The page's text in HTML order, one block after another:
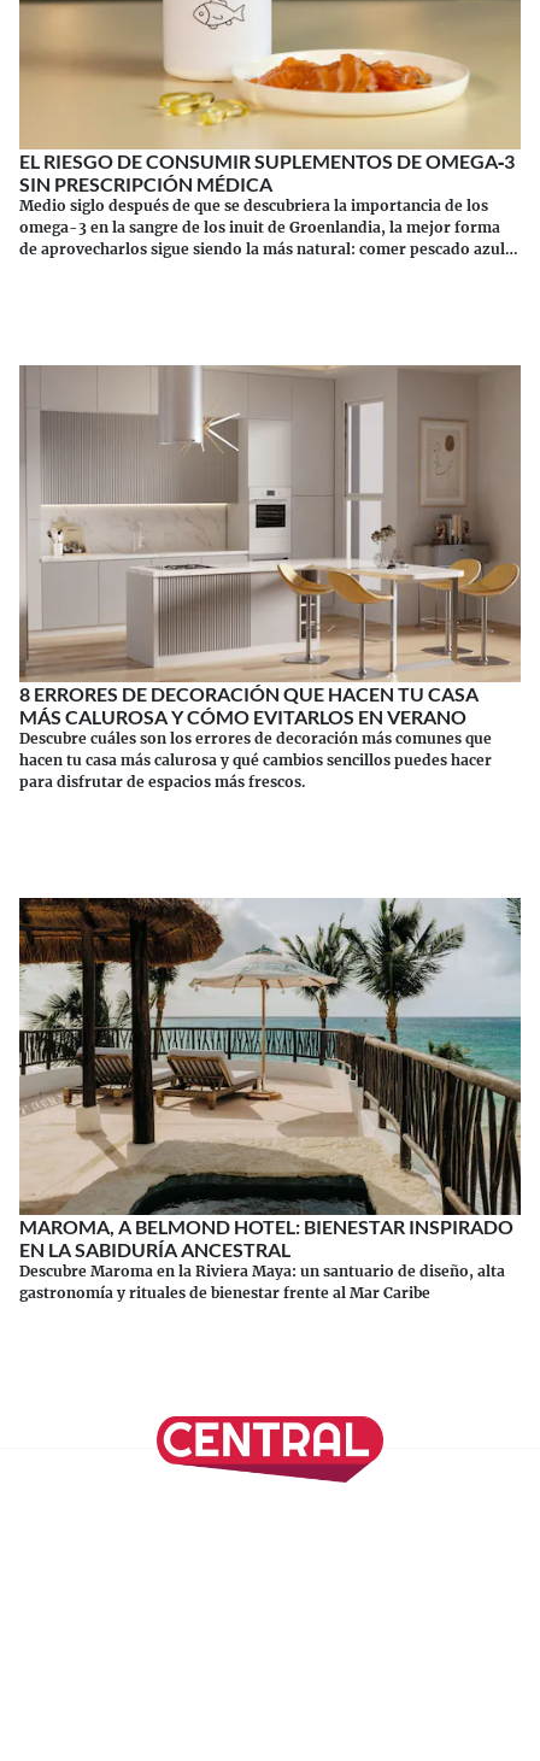
EL RIESGO DE CONSUMIR SUPLEMENTOS DE OMEGA‑3
SIN PRESCRIPCIÓN MÉDICA
Medio siglo después de que se descubriera la importancia de los
omega-3 en la sangre de los inuit de Groenlandia, la mejor forma
de aprovecharlos sigue siendo la más natural: comer pescado azul.
8 ERRORES DE DECORACIÓN QUE HACEN TU CASA
MÁS CALUROSA Y CÓMO EVITARLOS EN VERANO
Descubre cuáles son los errores de decoración más comunes que
hacen tu casa más calurosa y qué cambios sencillos puedes hacer
para disfrutar de espacios más frescos.
MAROMA, A BELMOND HOTEL: BIENESTAR INSPIRADO
EN LA SABIDURÍA ANCESTRAL
Descubre Maroma en la Riviera Maya: un santuario de diseño, alta
gastronomía y rituales de bienestar frente al Mar Caribe